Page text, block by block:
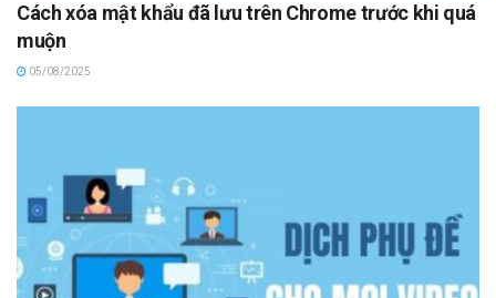
Cách xóa mật khẩu đã lưu trên Chrome trước khi quá
muộn
05/08/2025